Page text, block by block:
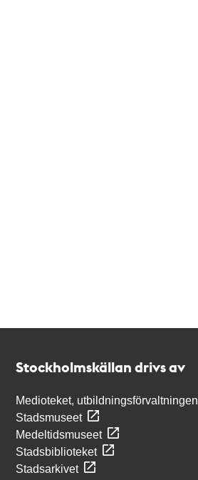
Stockholmskällan drivs av
Medioteket, utbildningsförvaltningen
Stadsmuseet
Medeltidsmuseet
Stadsbiblioteket
Stadsarkivet